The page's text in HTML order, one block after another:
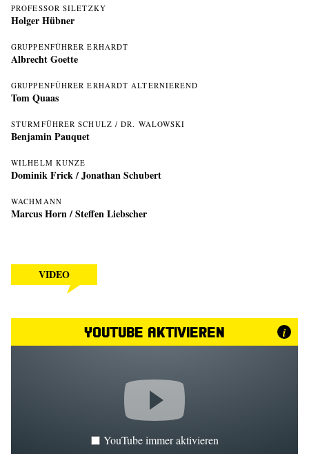
PROFESSOR SILETZKY
Holger Hübner
GRUPPENFÜHRER ERHARDT
Albrecht Goette
GRUPPENFÜHRER ERHARDT ALTERNIEREND
Tom Quaas
STURMFÜHRER SCHULZ / DR. WALOWSKI
Benjamin Pauquet
WILHELM KUNZE
Dominik Frick / Jonathan Schubert
WACHMANN
Marcus Horn / Steffen Liebscher
VIDEO
YouTube aktivieren i
YouTube immer aktivieren